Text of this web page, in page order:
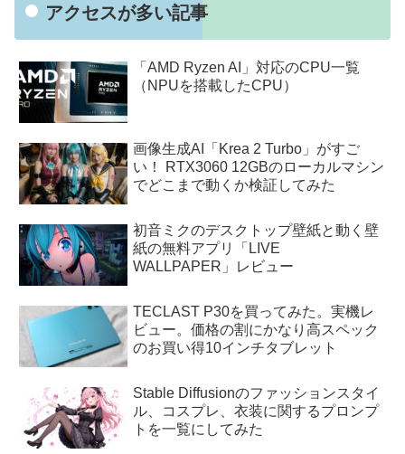
アクセスが多い記事
「AMD Ryzen AI」対応のCPU一覧
（NPUを搭載したCPU）
画像生成AI「Krea 2 Turbo」がすご
い！ RTX3060 12GBのローカルマシン
でどこまで動くか検証してみた
初音ミクのデスクトップ壁紙と動く壁
紙の無料アプリ「LIVE
WALLPAPER」レビュー
TECLAST P30を買ってみた。実機レ
ビュー。価格の割にかなり高スペック
のお買い得10インチタブレット
Stable Diffusionのファッションスタイ
ル、コスプレ、衣装に関するプロンプ
トを一覧にしてみた